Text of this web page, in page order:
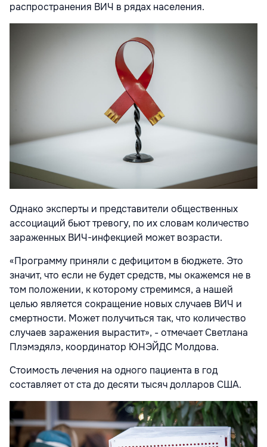
распространения ВИЧ в рядах населения.
Однако эксперты и представители общественных
ассоциаций бьют тревогу, по их словам количество
зараженных ВИЧ-инфекцией может возрасти.
«Программу приняли с дефицитом в бюджете. Это
значит, что если не будет средств, мы окажемся не в
том положении, к которому стремимся, а нашей
целью является сокращение новых случаев ВИЧ и
смертности. Может получиться так, что количество
случаев заражения вырастит», - отмечает Светлана
Плэмэдялэ, координатор ЮНЭЙДС Молдова.
Стоимость лечения на одного пациента в год
составляет от ста до десяти тысяч долларов США.